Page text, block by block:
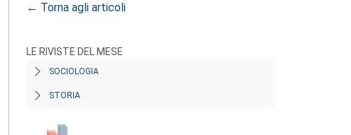
← Torna agli articoli
LE RIVISTE DEL MESE
SOCIOLOGIA
STORIA